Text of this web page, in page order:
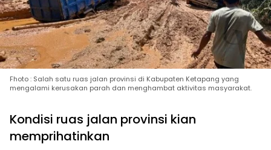
Fhoto : Salah satu ruas jalan provinsi di Kabupaten Ketapang yang
mengalami kerusakan parah dan menghambat aktivitas masyarakat.
Kondisi ruas jalan provinsi kian
memprihatinkan